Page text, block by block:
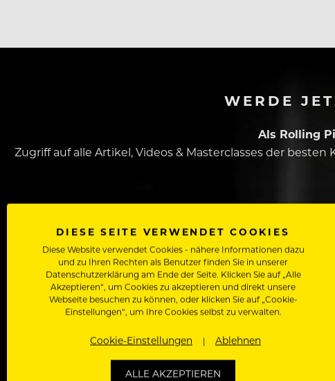
WERDE
Als Rolling
Zugriff auf alle Artikel, Videos & Masterclasses der
Dein Vorname
DIESE SEITE VERWENDET COOKIES
Diese Website verwendet Cookies - nähere Informationen dazu
und zu Ihren Rechten als Benutzer finden Sie in unserer
Datenschutzerklärung am Ende der Seite. Klicken Sie auf „Alle
Akzeptieren“, um Cookies zu akzeptieren und direkt unsere
Webseite besuchen zu können, oder klicken Sie auf „Cookie-
Einstellungen“, um Ihre Cookies selbst zu verwalten.
Cookie-Einstellungen Ablehnen
ALLE AKZEPTIEREN